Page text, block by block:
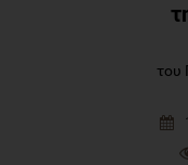
του